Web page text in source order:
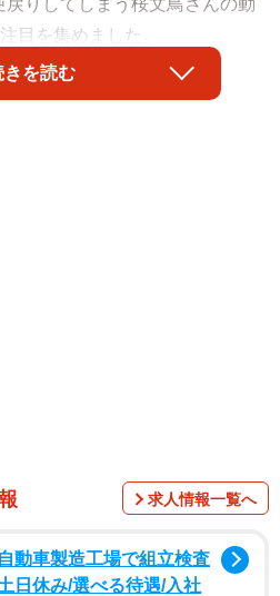
りしてしまう桜文鳥さんの動
目を集めました。
@suz_kinoko）さんのアカウ
きを読む
求人情報一覧へ
動車製造工場で組立検査
日休み/選べる待遇/入社